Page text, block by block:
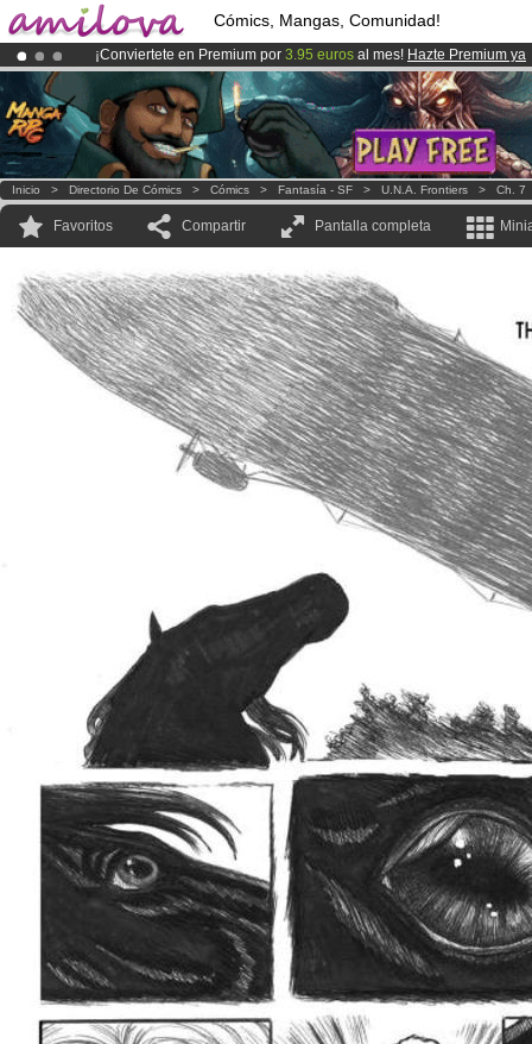
Cómics, Mangas, Comunidad!
¡Conviertete en Premium por 3.95 euros al mes! Hazte Premium ya
¡Ya tenemos 100000miembrosy 1000Cómics y Mangas!.
El Kickstarter Amilova está desormado lanzado!.
Inicio > Directorio De Cómics > Cómics > Fantasía - SF > U.N.A. Frontiers > Ch. 7
Favoritos Compartir Pantalla completa